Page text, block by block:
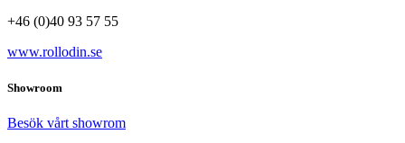
+46 (0)40 93 57 55
www.rollodin.se
Showroom
Besök vårt showrom